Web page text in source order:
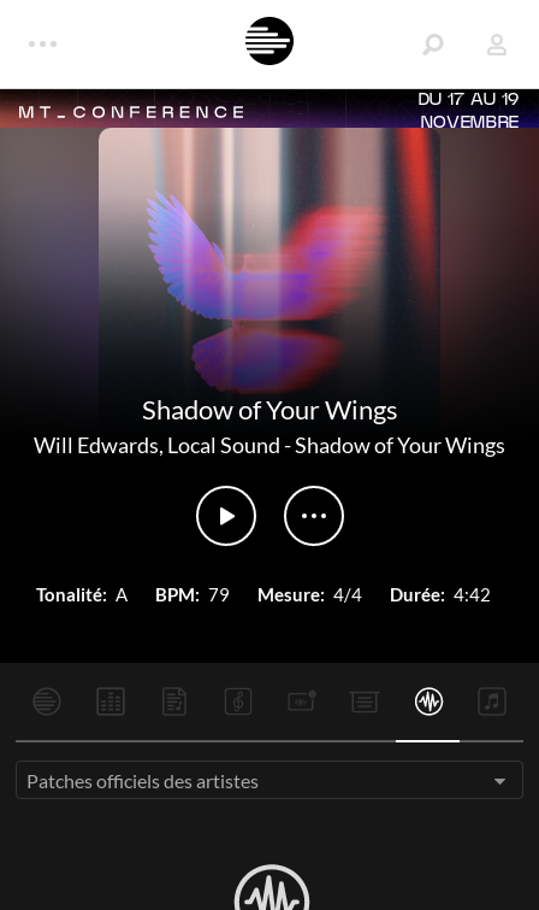
DU 17 AU 19
NOVEMBRE
Shadow of Your Wings
Will Edwards, Local Sound-Shadow of Your Wings
Tonalité: A BPM: 79 Mesure: 4/4 Durée: 4:42
Patches officiels des artistes